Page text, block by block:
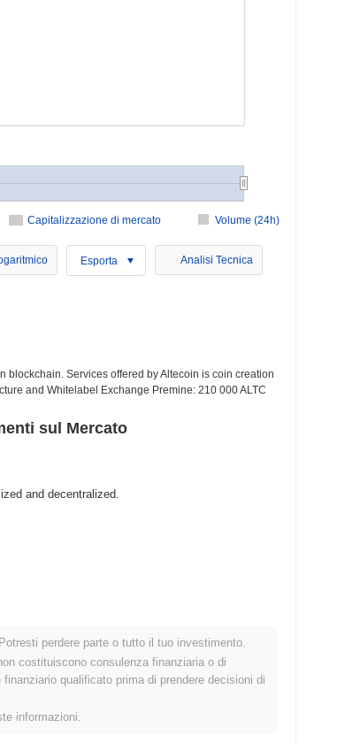
Capitalizzazione di mercato Volume (24h)
Esporta Analisi Tecnica
blockchain. Services offered by Altecoin is coin creation
and Whitelabel Exchange Premine: 210 000 ALTC
sul Mercato
and decentralized.
perdere parte o tutto il tuo investimento.
costituiscono consulenza finanziaria o di
qualificato prima di prendere decisioni di
informazioni.